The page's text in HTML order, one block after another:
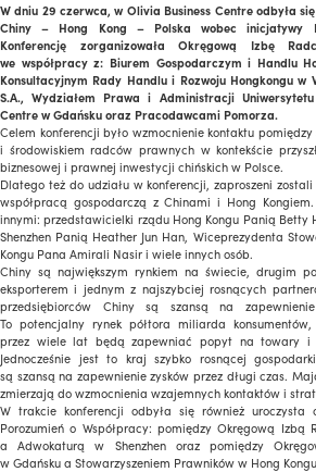
W dniu 29 czerwca, w Olivia Business Centre odbyła
Chiny – Hong Kong – Polska wobec inicjatywy
Konferencję zorganizowała Okręgową Izbę
we współpracy z: Biurem Gospodarczym i Handlu
Konsultacyjnym Rady Handlu i Rozwoju Hongkongu w
S.A., Wydziałem Prawa i Administracji
Centre w Gdańsku oraz Pracodawcami Pomorza.
Celem konferencji było wzmocnienie kontaktu
i środowiskiem radców prawnych w kontekście
biznesowej i prawnej inwestycji chińskich w Polsce.
Dlatego też do udziału w konferencji, zaproszeni
współpracą gospodarczą z Chinami i Hong
innymi: przedstawicielki rządu Hong Kongu Panią Betty
Shenzhen Panią Heather Jun Han, Wiceprezydenta
Kongu Pana Amirali Nasir i wiele innych osób.
Chiny są największym rynkiem na świecie, drugim
eksporterem i jednym z najszybciej rosnących
przedsiębiorców Chiny są szansą na
To potencjalny rynek półtora miliarda
przez wiele lat będą zapewniać popyt na towary i
Jednocześnie jest to kraj szybko rosnącej
są szansą na zapewnienie zysków przez długi czas.
zmierzają do wzmocnienia wzajemnych kontaktów i
W trakcie konferencji odbyła się również uroczysta
Porozumień o Współpracy: pomiędzy Okręgową Izbą
a Adwokaturą w Shenzhen oraz pomiędzy
w Gdańsku a Stowarzyszeniem Prawników w Hong